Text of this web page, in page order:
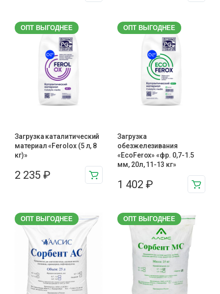
ОПТ ВЫГОДНЕЕ
Загрузка каталитический
материал «Ferolox (5 л, 8
кг)»
2 235 ₽
ОПТ ВЫГОДНЕЕ
Загрузка
обезжелезивания
«EcoFerox» «фр. 0,7-1.5
мм, 20л, 11-13 кг»
1 402 ₽
ОПТ ВЫГОДНЕЕ ОПТ ВЫГОДНЕЕ